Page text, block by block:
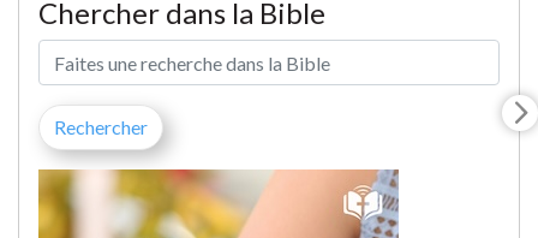
Chercher dans la Bible